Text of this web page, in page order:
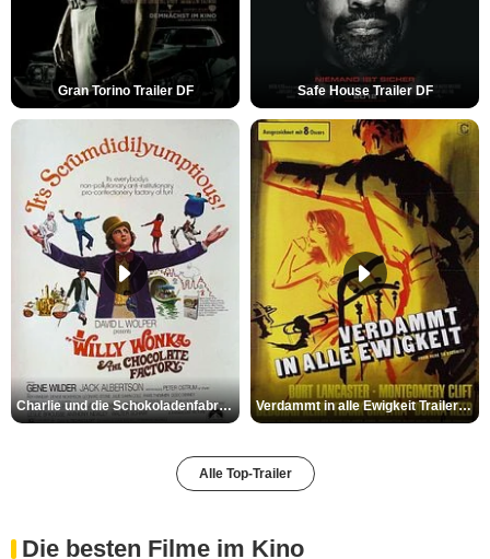
Gran Torino Trailer DF Safe House Trailer DF
Charlie und die Schokoladenfabrik Trailer OV Verdammt in alle Ewigkeit Trailer OV
Alle Top-Trailer
Die besten Filme im Kino